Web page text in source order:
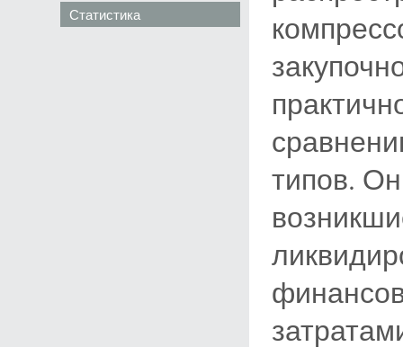
Статистика
типов.